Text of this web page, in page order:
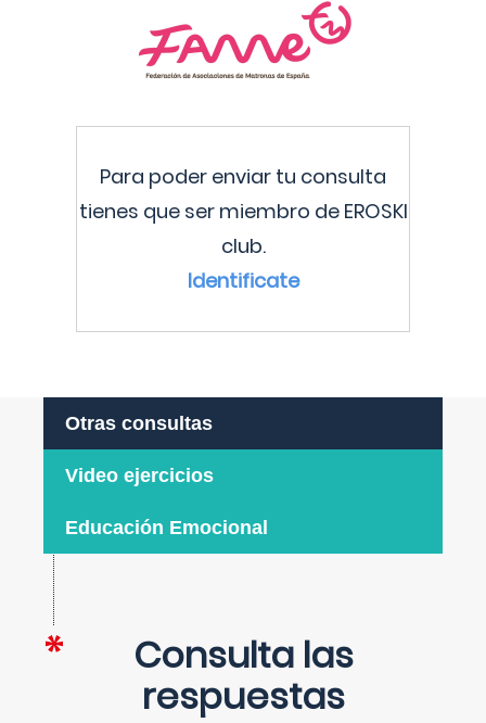
Para poder enviar tu consulta
tienes que ser miembro de EROSKI
club.
Identificate
Otras consultas
Video ejercicios
Educación Emocional
Consulta las
respuestas